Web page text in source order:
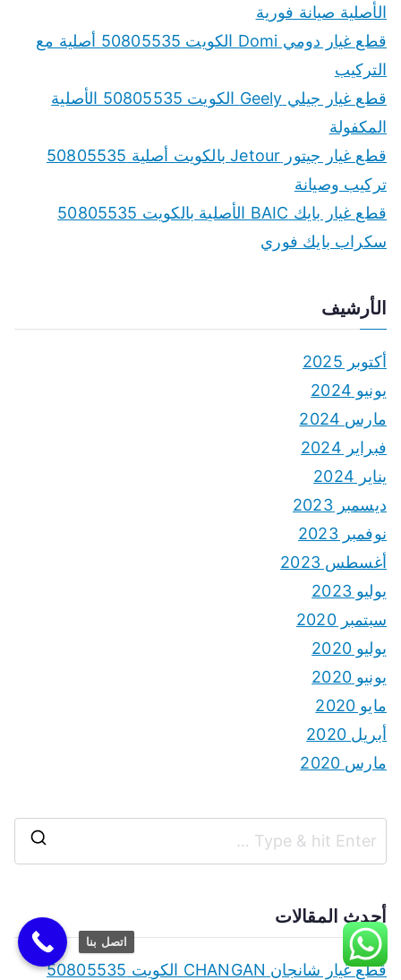
الأصلية صيانة فورية
قطع غيار دومي Domi الكويت 50805535 أصلية مع
التركيب
قطع غيار جيلي Geely الكويت 50805535 الأصلية
المكفولة
قطع غيار جيتور Jetour بالكويت أصلية 50805535
تركيب وصيانة
قطع غيار بايك BAIC الأصلية بالكويت 50805535
سكراب بايك فوري
الأرشيف
أكتوبر 2025
يونيو 2024
مارس 2024
فبراير 2024
يناير 2024
ديسمبر 2023
نوفمبر 2023
أغسطس 2023
يوليو 2023
سبتمبر 2020
يوليو 2020
يونيو 2020
مايو 2020
أبريل 2020
مارس 2020
r
أحدث المقالات
قطع غيار شانجان CHANGAN الكويت 50805535
اتصل بنا